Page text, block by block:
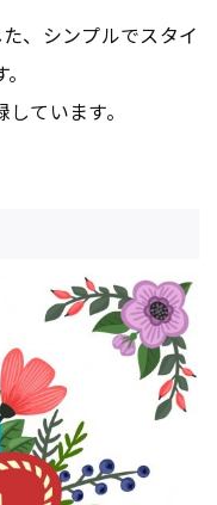
、シンプルでスタイ
ています。